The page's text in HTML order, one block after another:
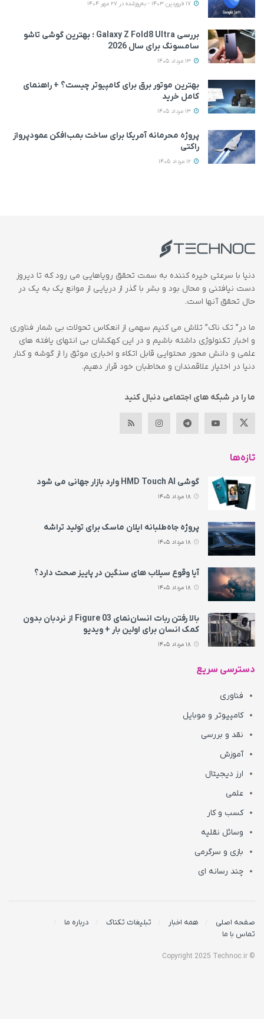
بررسی Galaxy Z Fold8 Ultra ؛ بهترین گوشی تاشو
سامسونگ برای سال 2026
بهترین موتور برق برای کامپیوتر چیست؟ + راهنمای
کامل خرید
پروژه محرمانه آمریکا برای ساخت بمب‌افکن عمودپرواز
راکتی
دنیا با سرعتی خیره کننده به سمت تحقق رویاهایی می رود که تا دیروز
دست نیافتنی و محال بود و بشر با گذر از دریایی از موانع یک به یک در
حال تحقق آنها است.
ما در” تک ناک” تلاش می کنیم سهمی از انعکاس تحولات بی شمار فناوری
و اخبار تکنولوژی داشته باشیم و در این کهکشان بی انتهای یافته های
علمی و دانش محور محتوایی قابل اتکاء و اخباری موثق را از گوشه و کنار
دنیا در اختیار علاقمندان و مخاطبان خود قرار دهیم.
ما را در شبکه های اجتماعی دنبال کنید
تازه‌ها
گوشی HMD Touch AI وارد بازار جهانی می‌ شود
پروژه جاه‌طلبانه ایلان ماسک برای تولید تراشه
آیا وقوع سیلاب های سنگین در پاییز صحت دارد؟
بالا رفتن ربات انسان‌نمای Figure 03 از نردبان بدون
کمک انسان برای اولین بار + ویدیو
دسترسی سریع
فناوری
کامپیوتر و موبایل
نقد و بررسی
آموزش
ارز دیجیتال
علمی
کسب و کار
وسائل نقلیه
بازی و سرگرمی
چند رسانه ای
صفحه اصلی همه اخبار تبلیغات تکناک
درباره ما
تماس با ما
© Copyright 2025 Technoc.ir